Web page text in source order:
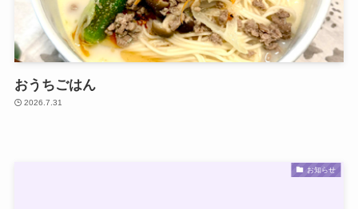
おうちごはん
2026.7.31
お知らせ